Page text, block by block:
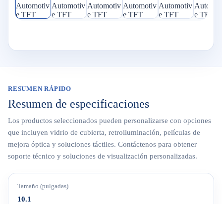
RESUMEN RÁPIDO
Resumen de especificaciones
Los productos seleccionados pueden personalizarse con opciones
que incluyen vidrio de cubierta, retroiluminación, películas de
mejora óptica y soluciones táctiles. Contáctenos para obtener
soporte técnico y soluciones de visualización personalizadas.
Tamaño (pulgadas)
10.1